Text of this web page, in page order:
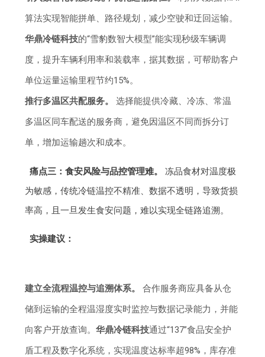
算法实现智能拼单、路径规划，减少空驶和迂回运输。
华鼎冷链科技的“雪豹数智大模型”能实现秒级车辆调
度，提升车辆利用率和装载率，据其数据，可帮助客户
单位运量运输里程节约15%。
推行多温区共配服务。
选择能提供冷藏、冷冻、常温
多温区同车配送的服务商，避免因温区不同而拆分订
单，增加运输趟次和成本。
痛点三：食安风险与品控管理难。
冻品食材对温度极
为敏感，传统冷链温控不精准、数据不透明，导致货损
率高，且一旦发生食安问题，难以实现全链路追溯。
实操建议：
建立全流程温控与追溯体系。
合作服务商应具备从仓
储到运输的全程温湿度实时监控与数据记录能力，并能
向客户开放查询。华鼎冷链科技通过“137”食品安全护
盾工程及数字化系统，实现温度达标率超98%，库存准